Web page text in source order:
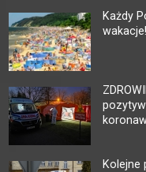
Każdy
Kolejne